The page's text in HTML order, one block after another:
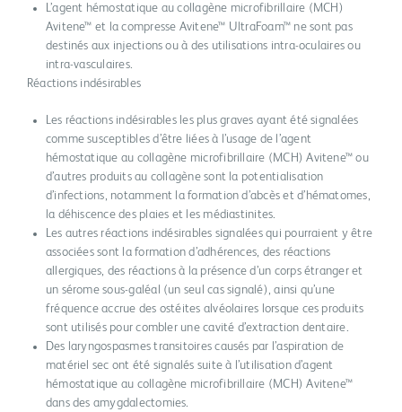
L’agent hémostatique au collagène microfibrillaire (MCH)
Avitene™ et la compresse Avitene™ UltraFoam™ ne sont pas
destinés aux injections ou à des utilisations intra-oculaires ou
intra-vasculaires.
Réactions indésirables
Les réactions indésirables les plus graves ayant été signalées
comme susceptibles d’être liées à l’usage de l’agent
hémostatique au collagène microfibrillaire (MCH) Avitene™ ou
d’autres produits au collagène sont la potentialisation
d’infections, notamment la formation d’abcès et d’hématomes,
la déhiscence des plaies et les médiastinites.
Les autres réactions indésirables signalées qui pourraient y être
associées sont la formation d’adhérences, des réactions
allergiques, des réactions à la présence d’un corps étranger et
un sérome sous-galéal (un seul cas signalé), ainsi qu’une
fréquence accrue des ostéites alvéolaires lorsque ces produits
sont utilisés pour combler une cavité d’extraction dentaire.
Des laryngospasmes transitoires causés par l’aspiration de
matériel sec ont été signalés suite à l’utilisation d’agent
hémostatique au collagène microfibrillaire (MCH) Avitene™
dans des amygdalectomies.